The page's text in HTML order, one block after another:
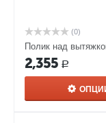
(0)
Полик над
2,355 Р